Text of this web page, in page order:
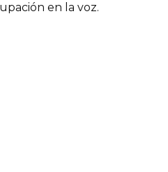
en la voz.